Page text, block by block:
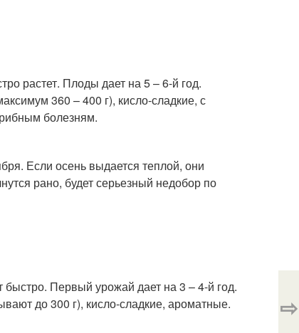
растет. Плоды дает на 5 – 6-й год.
360 – 400 г), кисло-сладкие, с
болезням.
Если осень выдается теплой, они
рано, будет серьезный недобор по
Первый урожай дает на 3 – 4-й год.
до 300 г), кисло-сладкие, ароматные.
⇨